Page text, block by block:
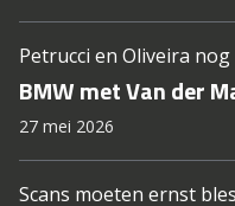
Petrucci en Oliveira
BMW met Van der
27 mei 2026
Scans moeten ernst